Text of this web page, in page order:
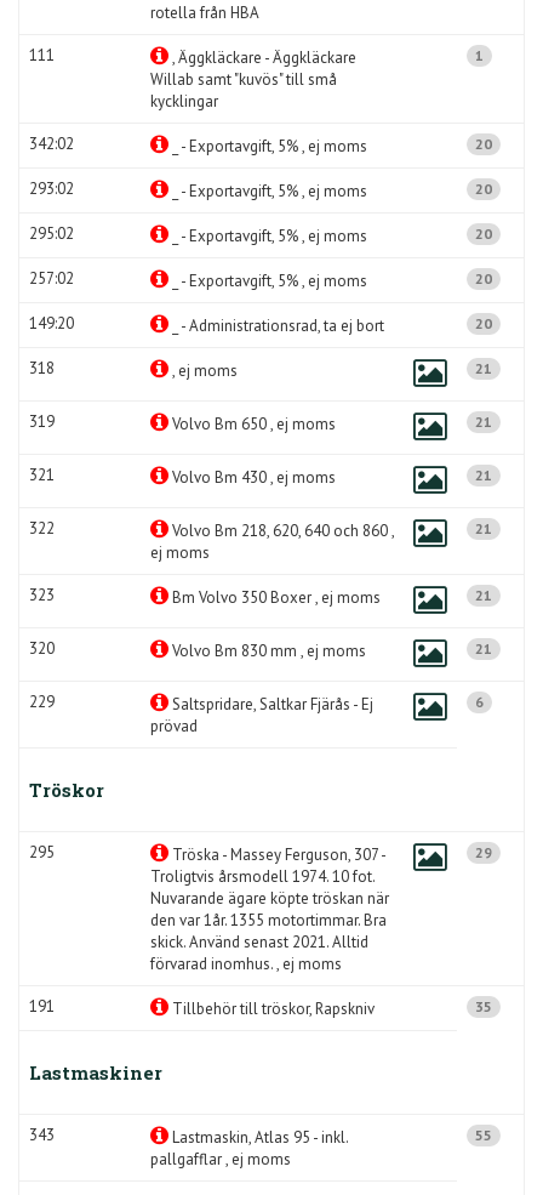
rotella från HBA
111
, Äggkläckare - Äggkläckare
Willab samt "kuvös" till små
kycklingar
1
342:02 _ - Exportavgift, 5% , ej moms 20
293:02 _ - Exportavgift, 5% , ej moms 20
295:02 _ - Exportavgift, 5% , ej moms 20
257:02 _ - Exportavgift, 5% , ej moms 20
149:20 _ - Administrationsrad, ta ej bort 20
318 , ej moms 21
319 Volvo Bm 650 , ej moms 21
321 Volvo Bm 430 , ej moms 21
322
Volvo Bm 218, 620, 640 och 860 ,
ej moms
21
323 Bm Volvo 350 Boxer , ej moms 21
320 Volvo Bm 830 mm , ej moms 21
229
Saltspridare, Saltkar Fjärås - Ej
prövad
6
Tröskor
295
Tröska - Massey Ferguson, 307 -
Troligtvis årsmodell 1974. 10 fot.
Nuvarande ägare köpte tröskan när
den var 1år. 1355 motortimmar. Bra
skick. Använd senast 2021. Alltid
förvarad inomhus. , ej moms
29
191 Tillbehör till tröskor, Rapskniv 35
Lastmaskiner
343
Lastmaskin, Atlas 95 - inkl.
pallgafflar , ej moms
55